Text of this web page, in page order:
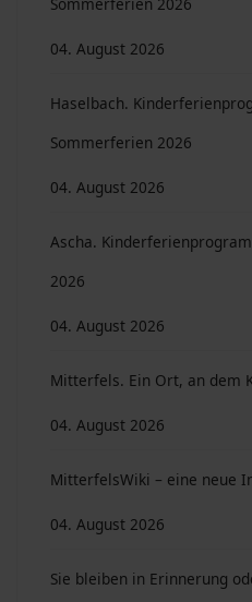
04. August 2026
Haselbach.
Sommerferien 2026
04. August 2026
Ascha.
2026
04. August 2026
Mitterfels. Ein Ort, an dem
04. August 2026
MitterfelsWiki – eine neue
04. August 2026
Sie bleiben in Erinnerung